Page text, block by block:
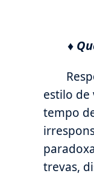
♦
estilo de
tempo
trevas,